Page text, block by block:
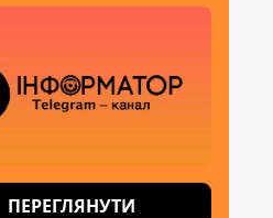
ПЕРЕГЛЯНУТИ